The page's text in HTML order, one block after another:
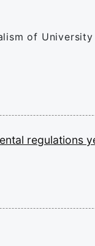
of University
regulations